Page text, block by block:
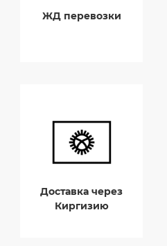
ЖД перевозки
Доставка через
Киргизию